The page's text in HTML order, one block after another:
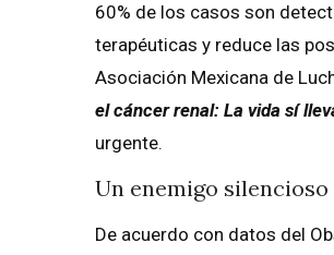
60% de los casos son
terapéuticas y reduce las
Asociación Mexicana de
el cáncer renal: La vida sí
urgente.
Un enemigo
De acuerdo con datos del